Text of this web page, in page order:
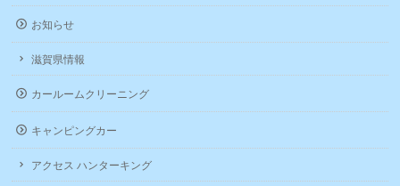
お知らせ
滋賀県情報
カールームクリーニング
キャンピングカー
アクセス ハンターキング